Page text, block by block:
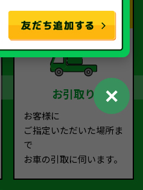
Step.4
お引取り
お客様に
ご指定いただいた場所ま
で
お車の引取に伺います。
✕